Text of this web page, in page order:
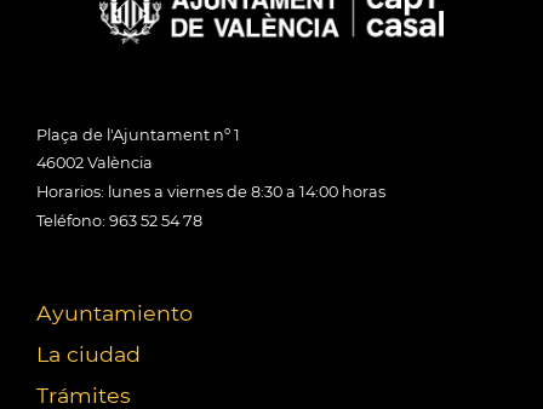
Plaça de l'Ajuntament nº 1
46002 València
Horarios: lunes a viernes de 8:30 a 14:00 horas
Teléfono: 963 52 54 78
Ayuntamiento
La ciudad
Trámites